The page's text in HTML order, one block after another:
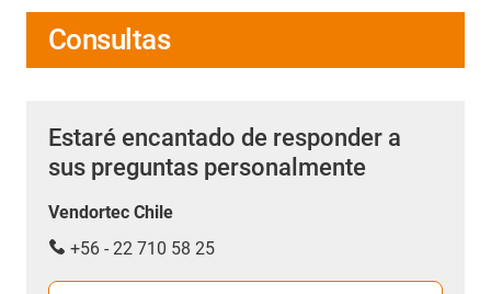
Consultas
Estaré encantado de responder a
sus preguntas personalmente
Vendortec Chile
+56 - 22 710 58 25